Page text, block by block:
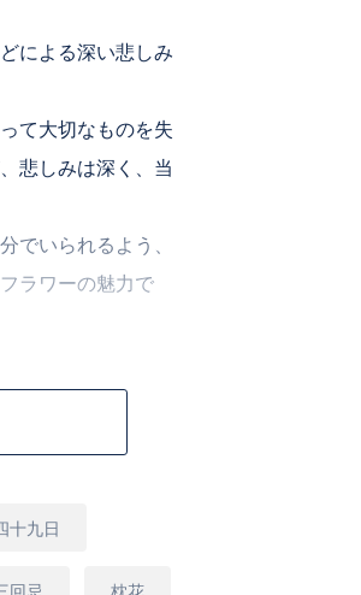
による深い悲しみ
て大切なものを失
悲しみは深く、当
でいられるよう、
ラワーの魅力で
、こちらのアレン
十九日
回忌 枕花